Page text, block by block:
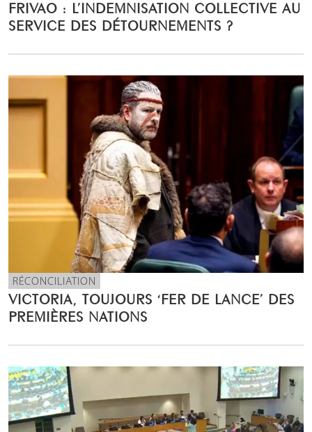
FRIVAO : L’INDEMNISATION COLLECTIVE AU
SERVICE DES DÉTOURNEMENTS ?
RÉCONCILIATION
VICTORIA, TOUJOURS ‘FER DE LANCE’ DES
PREMIÈRES NATIONS